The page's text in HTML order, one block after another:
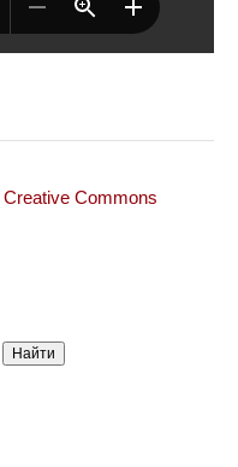
Creative Commons